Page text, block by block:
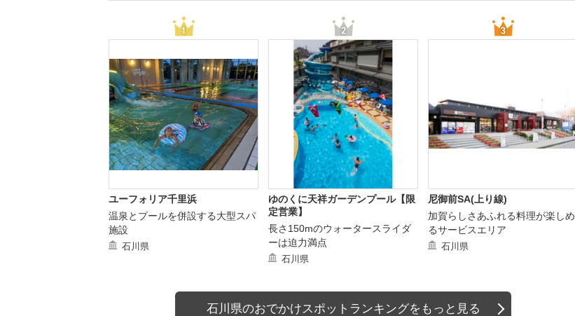
ユーフォリア千里浜
温泉とプールを併設する大型スパ
施設
石川県
ゆのくに天祥ガーデンプール【限
定営業】
長さ150mのウォータースライダ
ーは迫力満点
石川県
尼御前SA(上り線)
加賀らしさあふれる料理が楽しめ
るサービスエリア
石川県
石川県のおでかけスポットランキングをもっと見る